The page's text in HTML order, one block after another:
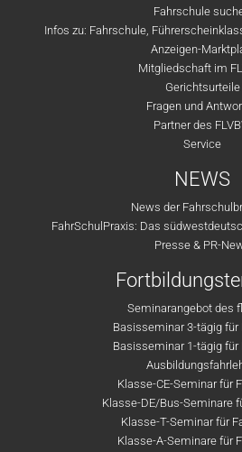
Fahrschule
Infos zu: Fahrschule,
Anzeigen-
Mitgliedschaft im
Gerichtsurteile
Fragen und
Partner des
Service
NEWS
News der
FahrSchulPraxis: Das
Presse & PR-
Seminarangebot des
Basisseminar 3-tägig für
Basisseminar 1-tägig für
Klasse-CE-Seminar für
Klasse-DE/Bus-Seminare
Klasse-T-Seminar für
Klasse-A-Seminare für